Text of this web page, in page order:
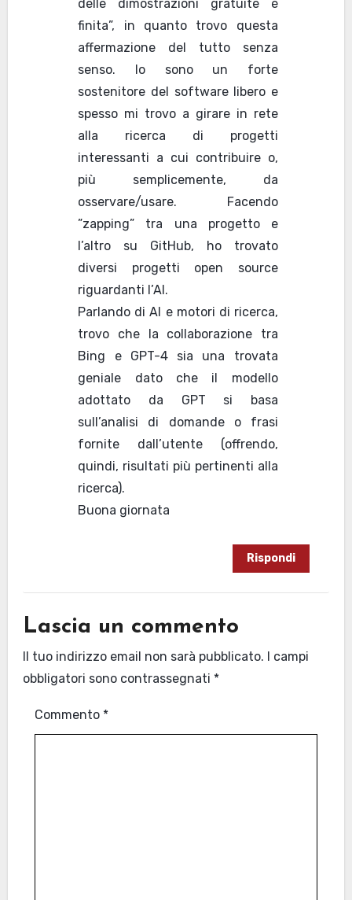
delle dimostrazioni gratuite è
finita”, in quanto trovo questa
affermazione del tutto senza
senso. Io sono un forte
sostenitore del software libero e
spesso mi trovo a girare in rete
alla ricerca di progetti
interessanti a cui contribuire o,
più semplicemente, da
osservare/usare. Facendo
”zapping” tra una progetto e
l’altro su GitHub, ho trovato
diversi progetti open source
riguardanti l’AI.
Parlando di AI e motori di ricerca,
trovo che la collaborazione tra
Bing e GPT-4 sia una trovata
geniale dato che il modello
adottato da GPT si basa
sull’analisi di domande o frasi
fornite dall’utente (offrendo,
quindi, risultati più pertinenti alla
ricerca).
Buona giornata
Rispondi
Lascia un commento
Il tuo indirizzo email non sarà pubblicato.
I campi
obbligatori sono contrassegnati *
Commento *